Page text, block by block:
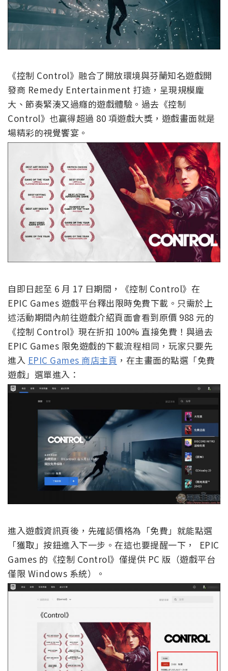
《控制 Control》融合了開放環境與芬蘭知名遊戲開
發商 Remedy Entertainment 打造，呈現規模龐
大、節奏緊湊又過癮的遊戲體驗。過去《控制
Control》也贏得超過 80 項遊戲大獎，遊戲畫面就是
場精彩的視覺饗宴。
自即日起至 6 月 17 日期間，《控制 Control》在
EPIC Games 遊戲平台釋出限時免費下載。只需於上
述活動期間內前往遊戲介紹頁面會看到原價 988 元的
《控制 Control》現在折扣 100% 直接免費！與過去
EPIC Games 限免遊戲的下載流程相同，玩家只要先
進入 EPIC Games 商店主頁 ，在主畫面的點選「免費
遊戲」選單進入：
進入遊戲資訊頁後，先確認價格為「免費」就能點選
「獲取」按鈕進入下一步。在這也要提醒一下， EPIC
Games 的《控制 Control》僅提供 PC 版（遊戲平台
僅限 Windows 系統）。